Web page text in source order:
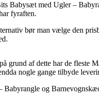
Babysæt med Ugler –
fyraften.
bør man vælge den
grund af dette har de fleste
nogle gange tilbyde
og